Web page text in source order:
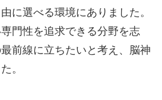
に選べる環境にありました。
門性を追求できる分野を志
前線に立ちたいと考え、脳神
。